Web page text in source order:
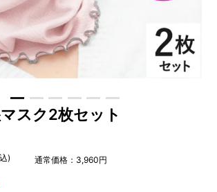
スク2枚セット
) 通常価格： 3,960円